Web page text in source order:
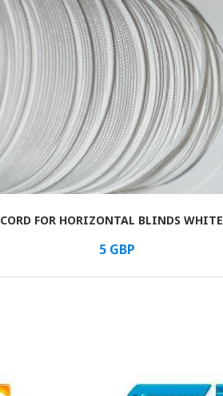
CORD FOR HORIZONTAL BLINDS WHITE
5GBP
/мм В КОРЗИНУ